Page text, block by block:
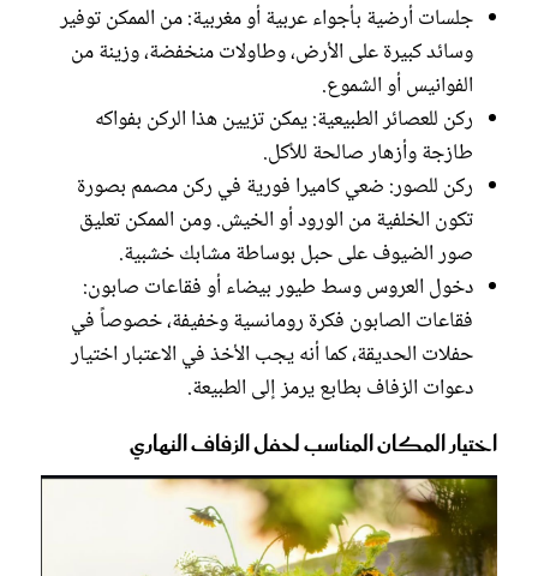
جلسات أرضية بأجواء عربية أو مغربية: من الممكن توفير
وسائد كبيرة على الأرض، وطاولات منخفضة، وزينة من
الفوانيس أو الشموع.
ركن للعصائر الطبيعية: يمكن تزيين هذا الركن بفواكه
طازجة وأزهار صالحة للأكل.
ركن للصور: ضعي كاميرا فورية في ركن مصمم بصورة
تكون الخلفية من الورود أو الخيش. ومن الممكن تعليق
صور الضيوف على حبل بوساطة مشابك خشبية.
دخول العروس وسط طيور بيضاء أو فقاعات صابون:
فقاعات الصابون فكرة رومانسية وخفيفة، خصوصاً في
حفلات الحديقة، كما أنه يجب الأخذ في الاعتبار اختيار
دعوات الزفاف بطابع يرمز إلى الطبيعة.
اختيار المكان المناسب لحفل الزفاف النهاري